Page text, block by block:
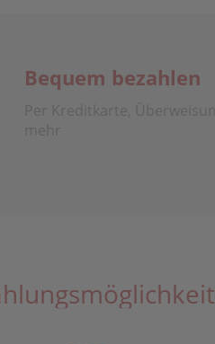
Bequem bezahlen
Per Kreditkarte,
mehr